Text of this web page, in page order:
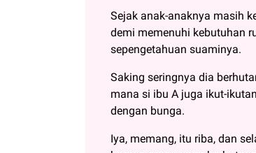
Sejak anak-anaknya masih
demi memenuhi kebutuhan
sepengetahuan suaminya.
Saking seringnya dia
mana si ibu A juga ikut-
dengan bunga.
Iya, memang, itu riba, dan